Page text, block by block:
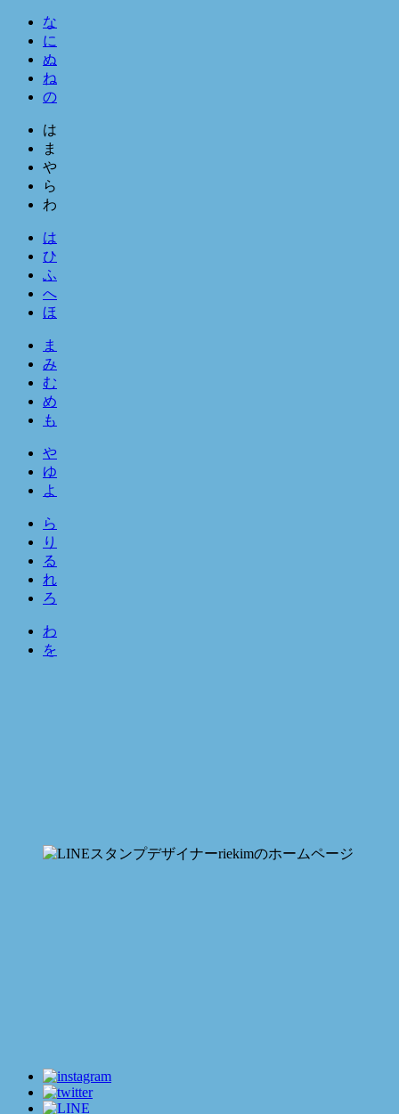
な
に
ぬ
ね
の
は
ま
や
ら
わ
は
ひ
ふ
へ
ほ
ま
み
む
め
も
や
ゆ
よ
ら
り
る
れ
ろ
わ
を